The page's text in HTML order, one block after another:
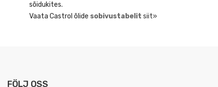
sõidukites.
Vaata Castrol õlide sobivustabelit siit»
FÖLJ OSS